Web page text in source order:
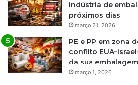
indústria de
próximos dias
março 21, 2026
PE e PP em zona
conflito
da sua embalagem
março 1, 2026